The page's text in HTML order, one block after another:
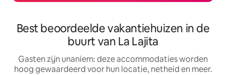
Best beoordeelde vakantiehuizen in de
buurt van La Lajita
Gasten zijn unaniem: deze accommodaties worden
hoog gewaardeerd voor hun locatie, netheid en meer.